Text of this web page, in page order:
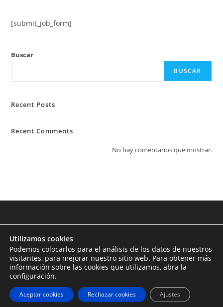
[submit_job_form]
Buscar
BUSCAR
Recent Posts
Recent Comments
No hay comentarios que mostrar.
Copyright - WordPress Theme by OceanWP
Utilizamos cookies
Podemos colocarlos para el análisis de los datos de nuestros
visitantes, para mejorar nuestro sitio web. Para obtener más
información sobre las cookies que utilizamos, abra la
configuración.
Aceptar cookies Rechazar cookies Ajustes